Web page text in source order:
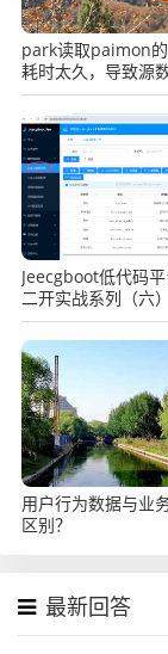
park读取paimon
耗时太久，导致源
snapshot已经过期
对应的数据了
Jeecgboot低代码
二开实战系列（六
成器生成代码自定
用户行为数据与业
区别？
最新回答